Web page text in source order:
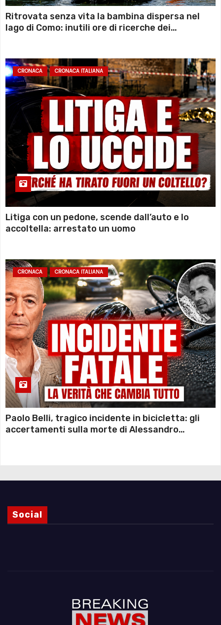
Ritrovata senza vita la bambina dispersa nel
lago di Como: inutili ore di ricerche dei
CRONACA CRONACA ITALIANA
Litiga con un pedone, scende dall’auto e lo
accoltella: arrestato un uomo
CRONACA CRONACA ITALIANA
Paolo Belli, tragico incidente in bicicletta: gli
accertamenti sulla morte di Alessandro
Social